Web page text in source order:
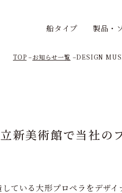
船タイプ 製品・
TOP お知らせ一覧 DESIGN
美術館で当社の
いる大形プロペラをデザイ